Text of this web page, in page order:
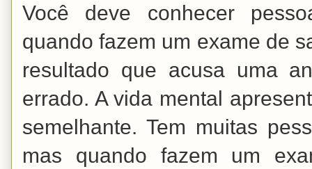
Você deve conhecer
quando fazem um exame de
resultado que acusa uma
errado. A vida mental
semelhante. Tem muitas
mas quando fazem um